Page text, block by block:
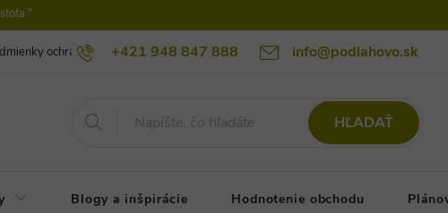
"
+421 948 847 888 info@podlahovo.sk
ochrany osobných údajov podlahovo.sk Reklamačné podmienky
HĽADAŤ
Blogy a inšpirácie Hodnotenie obchodu